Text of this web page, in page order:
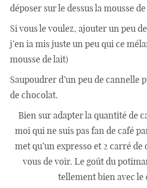
déposer sur le dessus la mousse
Si vous le voulez, ajouter un peu
j’en ia mis juste un peu qui ce
mousse de lait)
Saupoudrer d’un peu de cannelle
de chocolat.
Bien sur adapter la quantité de
moi qui ne suis pas fan de café
met qu’un expresso et 2 carré de
vous de voir. Le goût du
tellement bien avec le